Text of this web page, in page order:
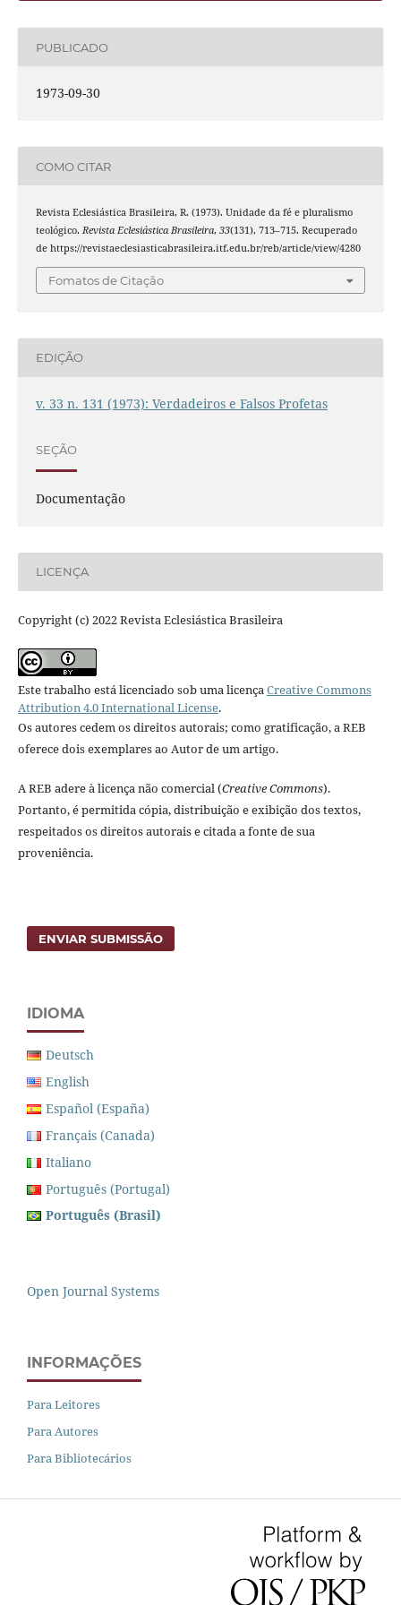
PUBLICADO
1973-09-30
COMO CITAR
Revista Eclesiástica Brasileira, R. (1973). Unidade da fé e pluralismo
teológico. Revista Eclesiástica Brasileira, 33(131), 713–715. Recuperado
de https://revistaeclesiasticabrasileira.itf.edu.br/reb/article/view/4280
Fomatos de Citação
EDIÇÃO
v. 33 n. 131 (1973): Verdadeiros e Falsos Profetas
SEÇÃO
Documentação
LICENÇA
Copyright (c) 2022 Revista Eclesiástica Brasileira
Este trabalho está licenciado sob uma licençaCreative Commons
Attribution 4.0 International License.
Os autores cedem os direitos autorais; como gratificação, a REB
oferece dois exemplares ao Autor de um artigo.
A REB adere à licença não comercial (Creative Commons).
Portanto, é permitida cópia, distribuição e exibição dos textos,
respeitados os direitos autorais e citada a fonte de sua
proveniência.
ENVIAR SUBMISSÃO
IDIOMA
Deutsch
English
Español (España)
Français (Canada)
Italiano
Português (Portugal)
Português (Brasil)
Open Journal Systems
INFORMAÇÕES
Para Leitores
Para Autores
Para Bibliotecários